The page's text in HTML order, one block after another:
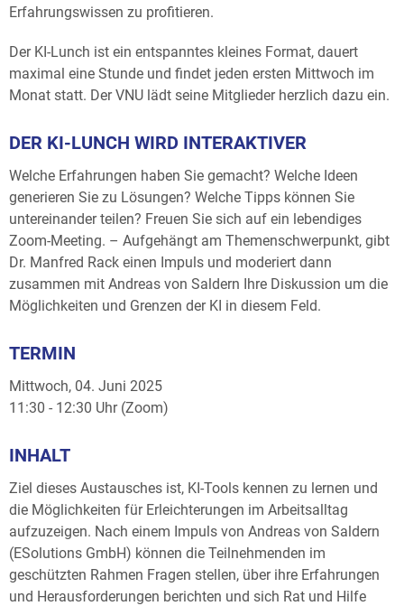
Erfahrungswissen zu profitieren.
Der KI-Lunch ist ein entspanntes kleines Format, dauert
maximal eine Stunde und findet jeden ersten Mittwoch im
Monat statt. Der VNU lädt seine Mitglieder herzlich dazu ein.
DER KI-LUNCH WIRD INTERAKTIVER
Welche Erfahrungen haben Sie gemacht? Welche Ideen
generieren Sie zu Lösungen? Welche Tipps können Sie
untereinander teilen? Freuen Sie sich auf ein lebendiges
Zoom-Meeting. – Aufgehängt am Themenschwerpunkt, gibt
Dr. Manfred Rack einen Impuls und moderiert dann
zusammen mit Andreas von Saldern Ihre Diskussion um die
Möglichkeiten und Grenzen der KI in diesem Feld.
TERMIN
Mittwoch, 04. Juni 2025
11:30 - 12:30 Uhr (Zoom)
INHALT
Ziel dieses Austausches ist, KI-Tools kennen zu lernen und
die Möglichkeiten für Erleichterungen im Arbeitsalltag
aufzuzeigen. Nach einem Impuls von Andreas von Saldern
(ESolutions GmbH) können die Teilnehmenden im
geschützten Rahmen Fragen stellen, über ihre Erfahrungen
und Herausforderungen berichten und sich Rat und Hilfe